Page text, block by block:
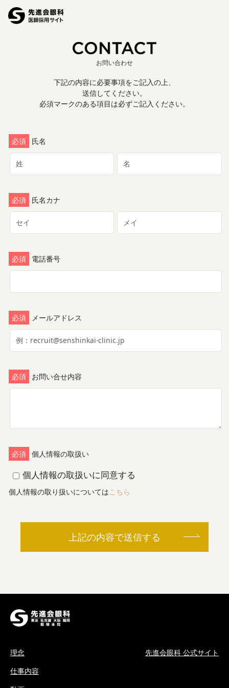
お問い合わせ
下記の内容に必要事項をご記入の上、
送信してください。
必須マークのある項目は必ずご記入ください。
必須 氏名
必須 氏名カナ
必須 電話番号
必須 メールアドレス
必須 お問い合せ内容
必須 個人情報の取扱い
個人情報の取扱いに同意する
個人情報の取り扱いについてはこちら
上記の内容で送信する
理念
仕事内容
先進会眼科 公式サイト